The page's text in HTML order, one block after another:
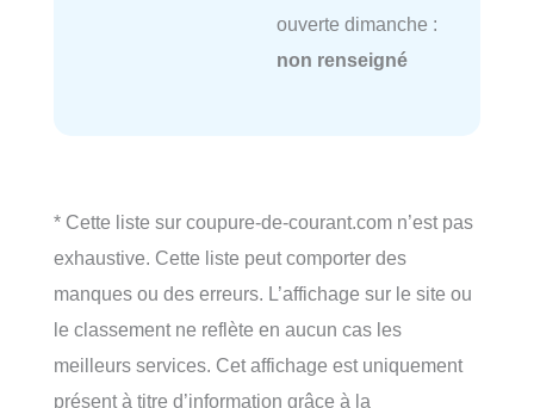
ouverte dimanche :
non renseigné
* Cette liste sur coupure-de-courant.com n’est pas
exhaustive. Cette liste peut comporter des
manques ou des erreurs. L’affichage sur le site ou
le classement ne reflète en aucun cas les
meilleurs services. Cet affichage est uniquement
présent à titre d’information grâce à la